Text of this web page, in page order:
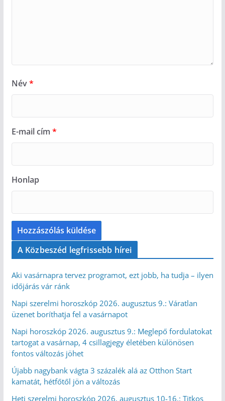
Név*
E-mail cím *
Honlap
A Közbeszéd legfrissebb hírei
Aki vasárnapra tervez programot, ezt jobb, ha tudja – ilyen
időjárás vár ránk
Napi szerelmi horoszkóp 2026. augusztus 9.: Váratlan
üzenet boríthatja fel a vasárnapot
Napi horoszkóp 2026. augusztus 9.: Meglepő fordulatokat
tartogat a vasárnap, 4 csillagjegy életében különösen
fontos változás jöhet
Újabb nagybank vágta 3 százalék alá az Otthon Start
kamatát, hétfőtől jön a változás
Heti szerelmi horoszkóp 2026. augusztus 10-16.: Titkos